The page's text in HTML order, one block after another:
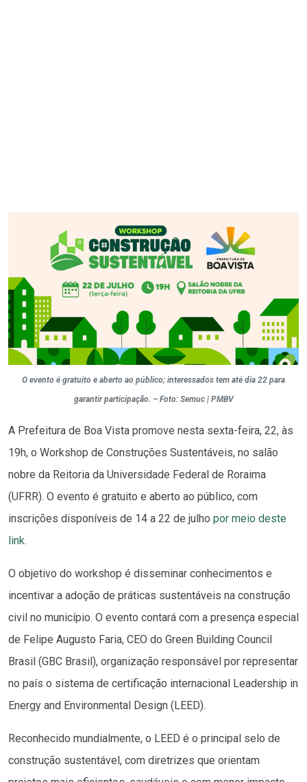
O evento é gratuito e aberto ao público; interessados tem até dia 22 para
garantir participação. – Foto: Semuc | PMBV
A Prefeitura de Boa Vista promove nesta sexta-feira, 22, às
19h, o Workshop de Construções Sustentáveis, no salão
nobre da Reitoria da Universidade Federal de Roraima
(UFRR). O evento é gratuito e aberto ao público, com
inscrições disponíveis de 14 a 22 de julho por meio deste
link.
O objetivo do workshop é disseminar conhecimentos e
incentivar a adoção de práticas sustentáveis na construção
civil no município. O evento contará com a presença especial
de Felipe Augusto Faria, CEO do Green Building Council
Brasil (GBC Brasil), organização responsável por representar
no país o sistema de certificação internacional Leadership in
Energy and Environmental Design (LEED).
Reconhecido mundialmente, o LEED é o principal selo de
construção sustentável, com diretrizes que orientam